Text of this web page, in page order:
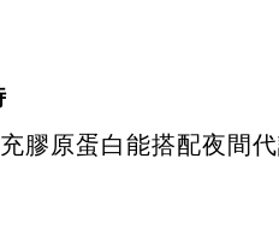
膠原蛋白能搭配夜間